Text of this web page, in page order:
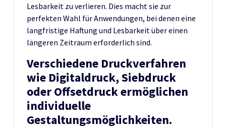
Lesbarkeit zu verlieren. Dies macht sie zur
perfekten Wahl für Anwendungen, bei denen eine
langfristige Haftung und Lesbarkeit über einen
längeren Zeitraum erforderlich sind.
Verschiedene Druckverfahren
wie Digitaldruck, Siebdruck
oder Offsetdruck ermöglichen
individuelle
Gestaltungsmöglichkeiten.